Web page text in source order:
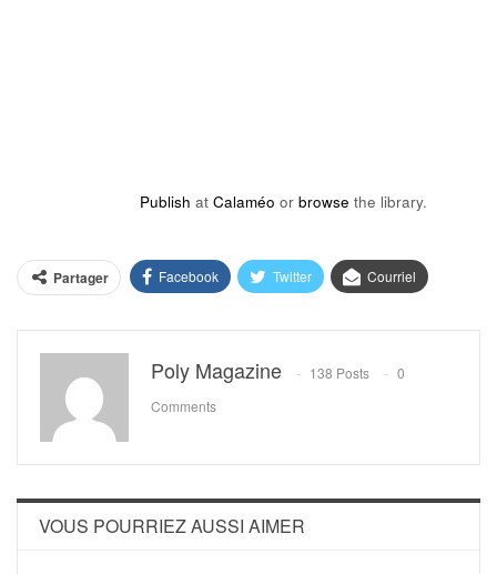
Publish at Calaméo or browse the library.
Partager Facebook Twitter Courriel
Poly Magazine 138 Posts
0
Comments
VOUS POURRIEZ AUSSI AIMER